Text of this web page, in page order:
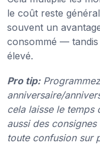
le coût reste
souvent un
consommé — tandis
élevé.
Pro tip:
anniversaire/
cela laisse le temps
aussi des
toute confusion sur